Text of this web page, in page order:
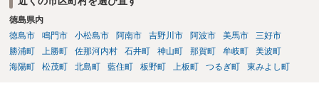
徳島県内
徳島市
鳴門市 小松島市 阿南市 吉野川市 阿波市 美馬市
三好市
勝浦町
上勝町 佐那河内村 石井町 神山町 那賀町 牟岐町
美波町
海陽町
松茂町 北島町 藍住町 板野町 上板町 つるぎ町 東みよし町